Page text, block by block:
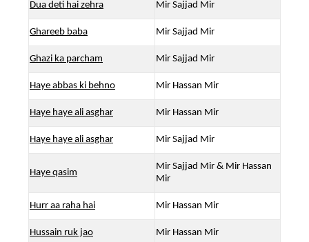
Dua deti hai zehra Mir Sajjad Mir
Ghareeb baba Mir Sajjad Mir
Ghazi ka parcham Mir Sajjad Mir
Haye abbas ki behno Mir Hassan Mir
Haye haye ali asghar Mir Hassan Mir
Haye haye ali asghar Mir Sajjad Mir
Haye qasim
Mir Sajjad Mir & Mir Hassan
Mir
Hurr aa raha hai Mir Hassan Mir
Hussain ruk jao Mir Hassan Mir